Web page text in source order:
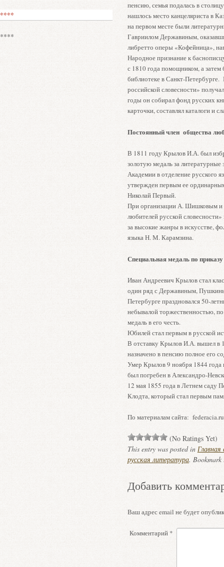
пенсию, семья подалась в
нашлось место канцеляриста в
на первом месте были
Гавриилом Державиным,
либретто оперы «Кофейница»,
Народное признание к
с 1810 года помощником, а
библиотеке в Санкт-
российской словесности»
годы он собирал фонд русских
карточки, составлял каталоги и
Постоянный член общества
В 1811 году Крылов И.А. был
золотую медаль за литературные
Академии в отделение русского
утвержден первым ее
Николай Первый.
При организации А. Шишковым и
любителей русской
за высокие жанры в искусстве,
языка Н. М. Карамзина.
Специальная медаль по
Иван Андреевич Крылов стал
один ряд с Державиным,
Петербурге праздновался 50-
небывалой торжественностью,
медаль в его честь.
Юбилей стал первым в русской
В отставку Крылов И.А. вышел в
назначено в пенсию полное его
Умер Крылов 9 ноября 1844
был погребен в Александро-
12 мая 1855 года в Летнем саду
Клодта, который стал первым
По материалам сайта: federacia.ru
(No Ratings Yet)
This entry was posted in
русская литература.
Добавить
Ваш адрес email не будет
Комментарий *
****
****